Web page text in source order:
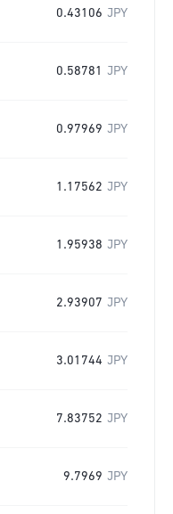
0.43106 JPY
0.58781 JPY
0.97969 JPY
1.17562 JPY
1.95938 JPY
2.93907 JPY
3.01744 JPY
7.83752 JPY
9.7969 JPY